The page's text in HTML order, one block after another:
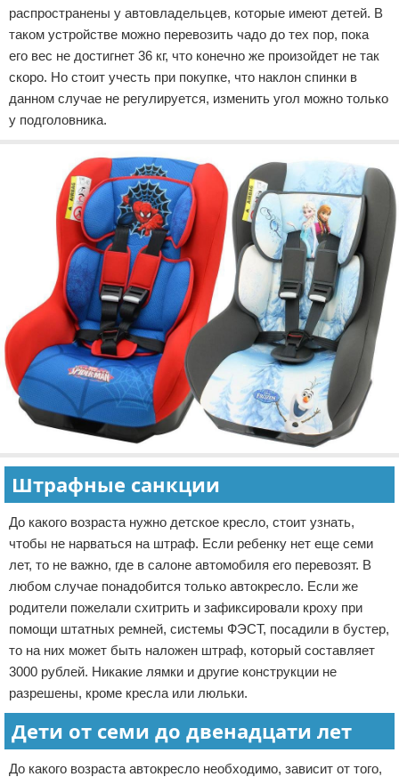
распространены у автовладельцев, которые имеют детей. В
таком устройстве можно перевозить чадо до тех пор, пока
его вес не достигнет 36 кг, что конечно же произойдет не так
скоро. Но стоит учесть при покупке, что наклон спинки в
данном случае не регулируется, изменить угол можно только
у подголовника.
Штрафные санкции
До какого возраста нужно детское кресло, стоит узнать,
чтобы не нарваться на штраф. Если ребенку нет еще семи
лет, то не важно, где в салоне автомобиля его перевозят. В
любом случае понадобится только автокресло. Если же
родители пожелали схитрить и зафиксировали кроху при
помощи штатных ремней, системы ФЭСТ, посадили в бустер,
то на них может быть наложен штраф, который составляет
3000 рублей. Никакие лямки и другие конструкции не
разрешены, кроме кресла или люльки.
Дети от семи до двенадцати лет
До какого возраста автокресло необходимо, зависит от того,